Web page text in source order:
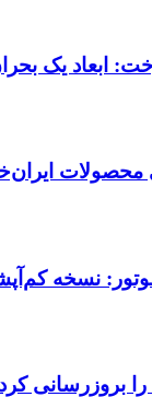
یک
محصولات
کم‌آپشن با چه
کرد: